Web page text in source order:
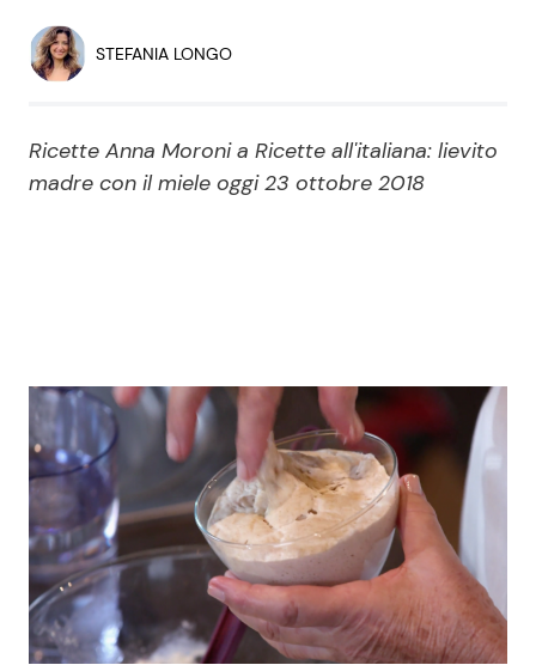
Economia
Persone Scomparse Programmi TV
News Cinema
News Musica
News Spettacolo
News dal mondo
Benessere Cucina e Ricette
STEFANIA LONGO
Ricette Anna Moroni a Ricette all'italiana: lievito
madre con il miele oggi 23 ottobre 2018